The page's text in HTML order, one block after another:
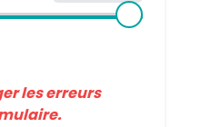
les erreurs